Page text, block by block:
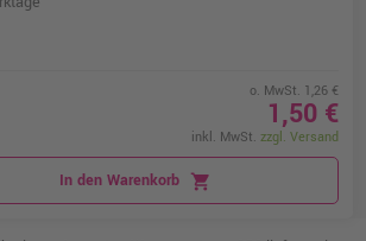
o. MwSt. 1,26 €
1,50 €
inkl. MwSt. zzgl. Versand
In den Warenkorb shopping_cart